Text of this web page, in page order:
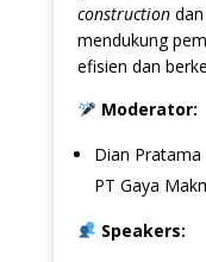
constructiondan
mendukung
efisien dan
Moderator:
Dian Pratama
PT Gaya
Speakers: